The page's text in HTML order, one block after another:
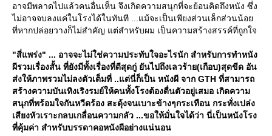
อาจมีพลาดไปแล้วคนอื่นเห็น จึงเกิดความสนุกที่จะย้อนคิดถึงหนัง ซึ่ง
ไม่อาจจบลงแค่ในโรงได้ในทันที ...แม้จะเป็นเพียงส่วนเล็กส่วนน้อ
ที่หากปล่อยวางก็ไม่สำคัญ แต่สำหรับผม เป็นความสร้างสรรค์ที่ถูกใจ
"สี่แพร่ง" ... อาจจะไม่ใช่ความประทับใจอะไรนัก สำหรับการทำหนัง
ผีรวมเรื่องสั้น ที่ยังมีทั้งเรื่องที่ดีสุดกู่ ยันไปถึงเลวร้าย(เกือบ)สุดขีด อัน
ส่งให้ภาพรวมไม่ลงตัวเต็มที่ ..แต่นี่ก็เป็น หนังผี จาก GTH ที่สามารถ
สร้างความบันเทิงเริงรมย์ให้คนทั้งโรงต้องตื่นตัวอยู่เสมอ เกิดความ
สนุกที่พร้อมใจกันหวีดร้อง สะดุ้งจนเบาะข้างๆกระเทือน กระทั่งเปล่ง
เสียงหัวเราะกลบเกลื่อนความกลัว ...ขอให้มั่นใจได้ว่า นี่เป็นหนังโรง
ที่คุ้มค่า สำหรับบรรดาคอหนังผีอย่างแน่นอน